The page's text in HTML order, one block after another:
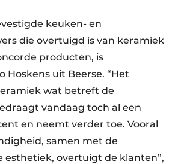
keuken- en
die overtuigd is van keramiek
producten, is
Hoskens uit Beerse. “Het
wat betreft de
vandaag toch al een
en neemt verder toe. Vooral
samen met de
esthetiek, overtuigt de klanten”,